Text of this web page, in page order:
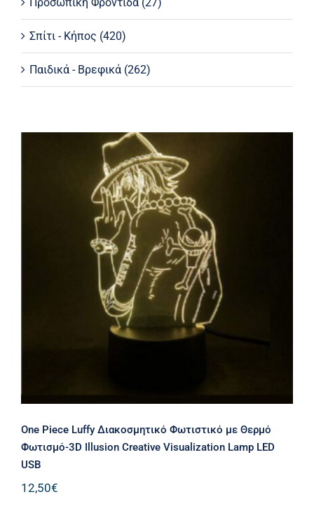
Σπίτι - Κήπος (420)
Παιδικά - Βρεφικά (262)
One Piece Luffy Διακοσμητικό
Φωτιστικό με Θερμό Φωτισμό-3D
Illusion Creative Visualization Lamp
LED USB
One Piece Luffy Διακοσμητικό Φωτιστικό με Θερμό
Φωτισμό-3D Illusion Creative Visualization Lamp LED
USB
12,50€